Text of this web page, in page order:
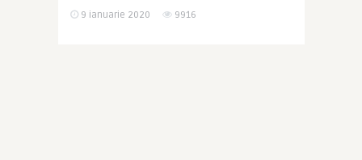
9 ianuarie 2020 9916